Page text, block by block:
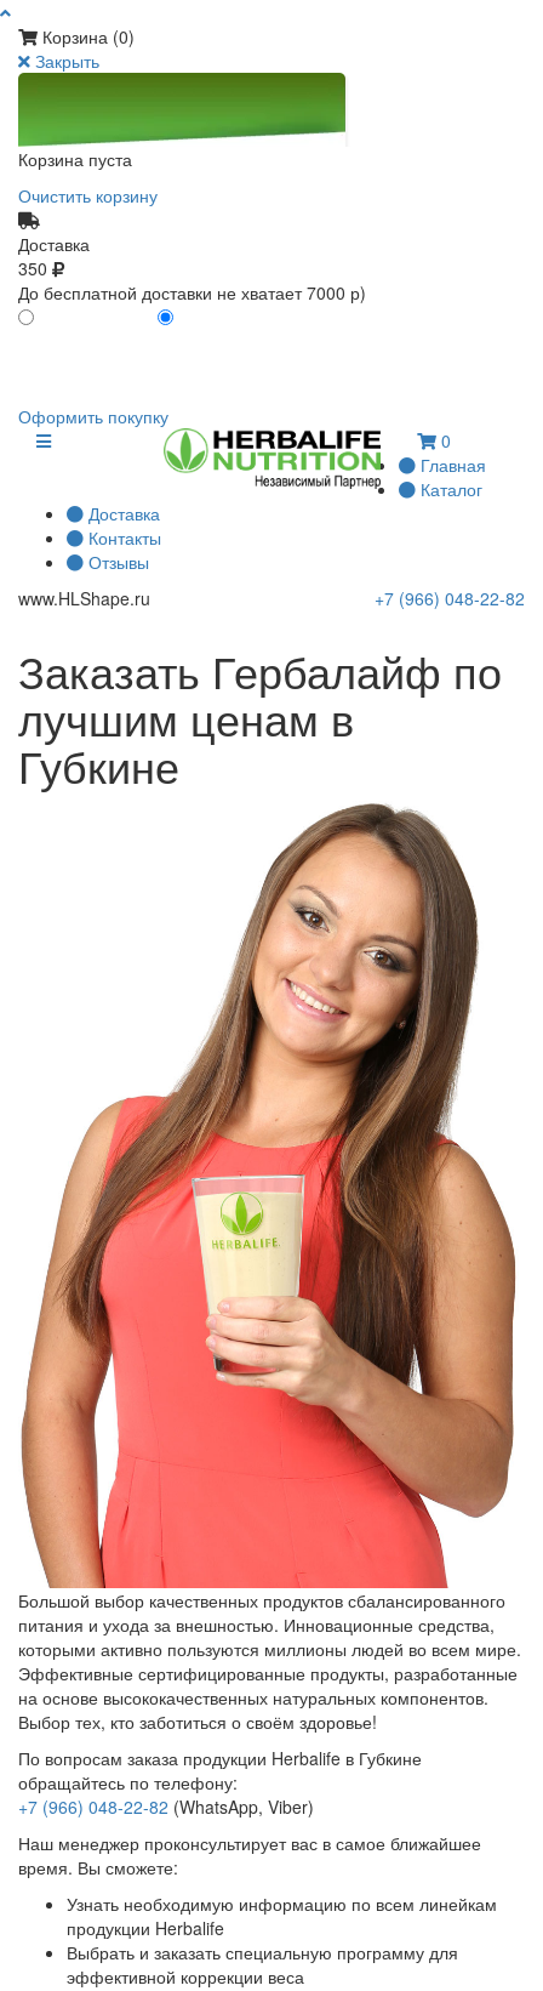
Корзина (0)
Закрыть
Корзина пуста
Очистить корзину
Доставка
350
До бесплатной доставки не хватает 7000 р)
Оформить покупку
0
Главная
Каталог
Доставка
Контакты
Отзывы
www.HLShape.ru +7 (966) 048-22-82
Заказать Гербалайф по
лучшим ценам в
Губкине
Большой выбор качественных продуктов сбалансированного
питания и ухода за внешностью. Инновационные средства,
которыми активно пользуются миллионы людей во всем мире.
Эффективные сертифицированные продукты, разработанные
на основе высококачественных натуральных компонентов.
Выбор тех, кто заботиться о своём здоровье!
По вопросам заказа продукции Herbalife в Губкине
обращайтесь по телефону:
+7 (966) 048-22-82 (WhatsApp, Viber)
Наш менеджер проконсультирует вас в самое ближайшее
время. Вы сможете:
Узнать необходимую информацию по всем линейкам
продукции Herbalife
Выбрать и заказать специальную программу для
эффективной коррекции веса